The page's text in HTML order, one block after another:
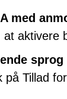
med
at aktivere
sprog
på Tillad